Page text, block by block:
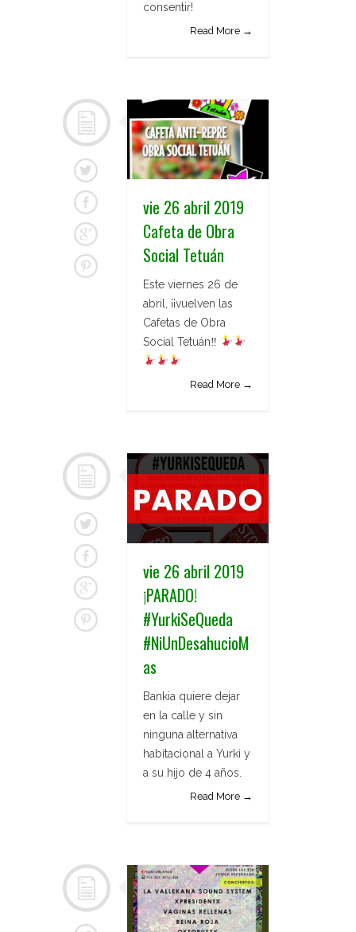
consentir!
Read More →
vie 26 abril 2019
Cafeta de Obra
Social Tetuán
Este viernes 26 de
abril, ¡¡vuelven las
Cafetas de Obra
Social Tetuán‼
Read More →
vie 26 abril 2019
¡PARADO!
#YurkiSeQueda
#NiUnDesahucioM
as
Bankia quiere dejar
en la calle y sin
ninguna alternativa
habitacional a Yurki y
a su hijo de 4 años.
Read More →